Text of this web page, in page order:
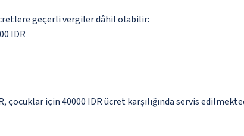
geçerli vergiler dâhil olabilir:
IDR
çocuklar için 40000 IDR ücret karşılığında servis